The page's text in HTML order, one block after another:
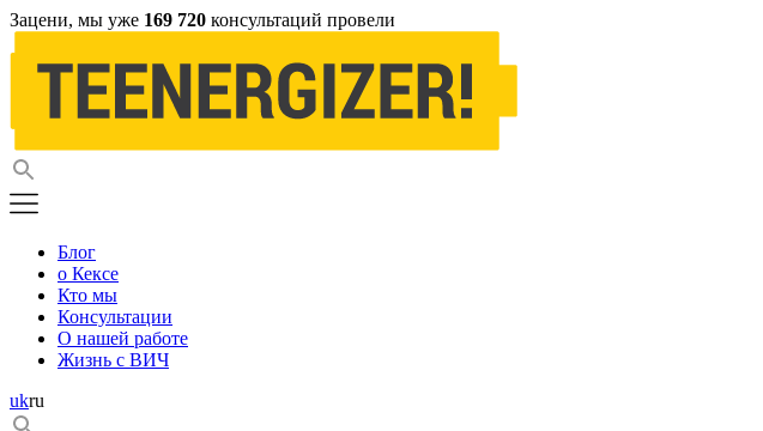
Зацени, мы уже 169 720 консультаций провели
Блог
о Кексе
Кто мы
Консультации
О нашей работе
Жизнь с ВИЧ
ukru